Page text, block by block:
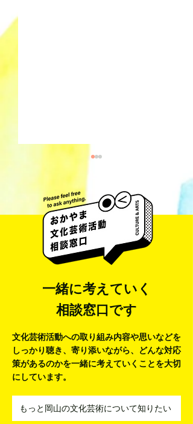
梅田彩香 Ayaka Umeda
文化芸術活動への取り組み内容や思いなどを
しっかり聴き、寄り添いながら、
どんな対応
策があるのかを一緒に考えていくことを大切
にしています。
もっと岡山の文化芸術について知りたい
一緒に考えていく
相談窓口です